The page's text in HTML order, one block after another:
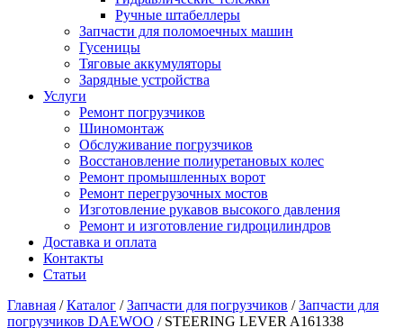
Ручные штабеллеры
Запчасти для поломоечных машин
Гусеницы
Тяговые аккумуляторы
Зарядные устройства
Услуги
Ремонт погрузчиков
Шиномонтаж
Обслуживание погрузчиков
Восстановление полиуретановых колес
Ремонт промышленных ворот
Ремонт перегрузочных мостов
Изготовление рукавов высокого давления
Ремонт и изготовление гидроцилиндров
Доставка и оплата
Контакты
Статьи
Главная /Каталог /Запчасти для погрузчиков /Запчасти для
погрузчиков DAEWOO / STEERING LEVER A161338